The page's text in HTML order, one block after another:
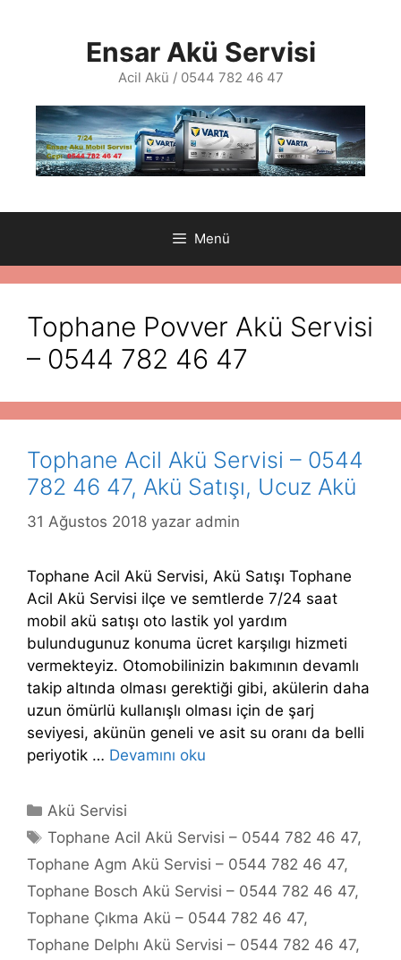
Ensar Akü Servisi
Acil Akü / 0544 782 46 47
Menü
Tophane Povver Akü Servisi
– 0544 782 46 47
Tophane Acil Akü Servisi – 0544
782 46 47, Akü Satışı, Ucuz Akü
31 Ağustos 2018 yazar admin
Tophane Acil Akü Servisi, Akü Satışı Tophane
Acil Akü Servisi ilçe ve semtlerde 7/24 saat
mobil akü satışı oto lastik yol yardım
bulundugunuz konuma ücret karşılıgı hizmeti
vermekteyiz. Otomobilinizin bakımının devamlı
takip altında olması gerektiği gibi, akülerin daha
uzun ömürlü kullanışlı olması için de şarj
seviyesi, akünün geneli ve asit su oranı da belli
periyotik … Devamını oku
Kategoriler
Akü Servisi
Etiketler
Tophane Acil Akü Servisi – 0544 782 46 47,
Tophane Agm Akü Servisi – 0544 782 46 47,
Tophane Bosch Akü Servisi – 0544 782 46 47,
Tophane Çıkma Akü – 0544 782 46 47,
Tophane Delphı Akü Servisi – 0544 782 46 47,